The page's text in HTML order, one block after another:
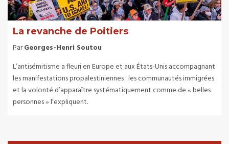
La revanche de Poitiers
ParGeorges-Henri Soutou
L’antisémitisme a fleuri en Europe et aux États-Unis accompagnant
les manifestations propalestiniennes : les communautés immigrées
et la volonté d’apparaître systématiquement comme de « belles
personnes » l’expliquent.